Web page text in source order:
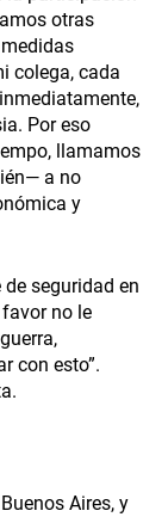
otras
colega, cada
Por eso
llamamos
a no
y
seguridad en
no le
con esto”.
Aires, y